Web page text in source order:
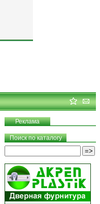
Реклама
Поиск по каталогу